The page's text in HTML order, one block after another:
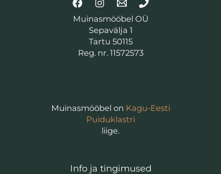
Muinasmööbel OÜ
Sepavälja 1
Tartu 50115
Reg. nr. 11572573
Muinasmööbel on Kagu-Eesti
Puiduklastri
liige.
Info ja tingimused